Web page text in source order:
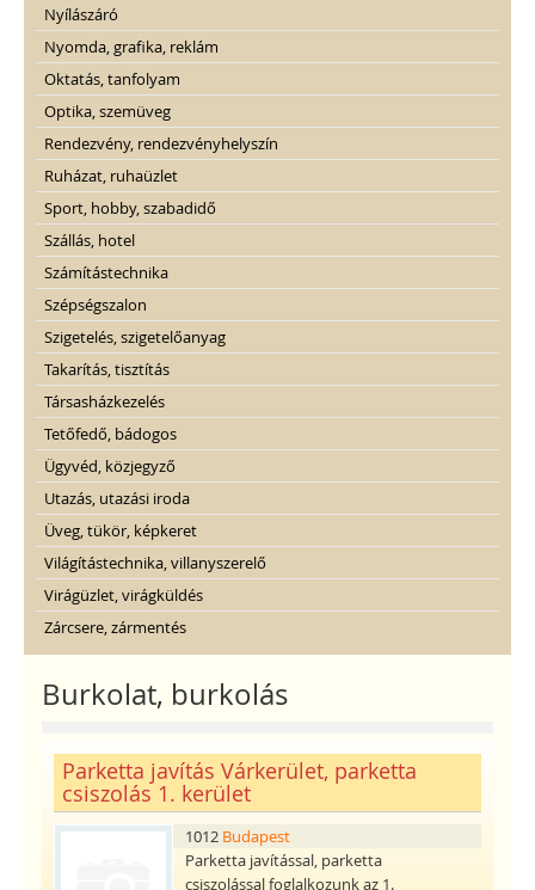
Nyílászáró
Nyomda, grafika, reklám
Oktatás, tanfolyam
Optika, szemüveg
Rendezvény, rendezvényhelyszín
Ruházat, ruhaüzlet
Sport, hobby, szabadidő
Szállás, hotel
Számítástechnika
Szépségszalon
Szigetelés, szigetelőanyag
Takarítás, tisztítás
Társasházkezelés
Tetőfedő, bádogos
Ügyvéd, közjegyző
Utazás, utazási iroda
Üveg, tükör, képkeret
Világítástechnika, villanyszerelő
Virágüzlet, virágküldés
Zárcsere, zármentés
Burkolat, burkolás
Parketta javítás Várkerület, parketta
csiszolás 1. kerület
1012 Budapest
Parketta javítással, parketta
csiszolással foglalkozunk az 1.